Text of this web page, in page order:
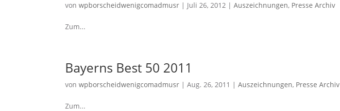
vonwpborscheidwenigcomadmusr | Juli 26, 2012 |Auszeichnungen, Presse Archiv
Zum...
Bayerns Best 50 2011
vonwpborscheidwenigcomadmusr |Aug. 26, 2011 |Auszeichnungen, Presse Archiv
Zum...